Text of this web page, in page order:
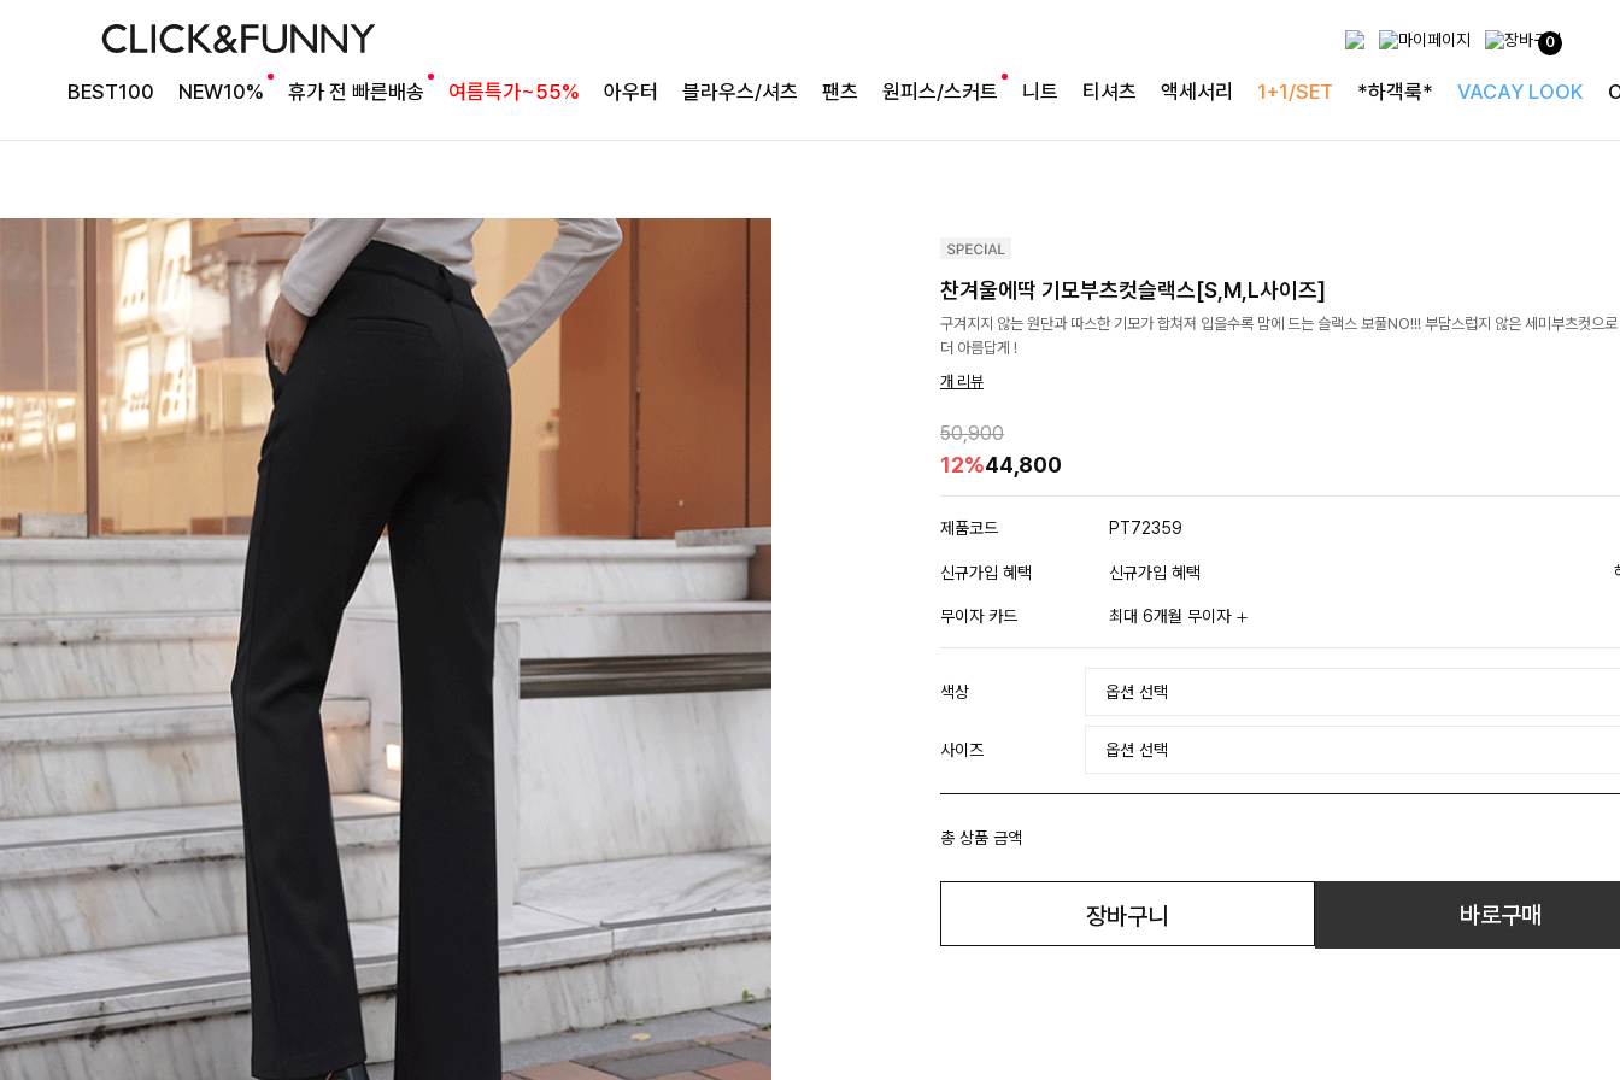
0
BEST100 NEW10% 휴가 전 빠른배송 여름특가~55% 아우터 블라우스/셔츠 팬츠 원피스/스커트 니트 티셔츠 액세서리 1+1/SET *하객룩* VACAY LOOK
찬겨울에딱 기모부츠컷슬랙스[S,M,L사이즈]
구겨지지 않는 원단과 따스한 기모가 합쳐져 입을수록 맘에 드는 슬랙스 보풀NO!!! 부담스럽지 않은 세미부츠컷으
더 아름답게 !
개 리뷰
50,900
12%44,800
제품코드 PT72359
신규가입 혜택 신규가입 혜택
무이자 카드 최대 6개월 무이자
색상
사이즈
총 상품 금액
장바구니 바로구매